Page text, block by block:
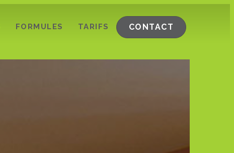
FORMULES TARIFS CONTACT